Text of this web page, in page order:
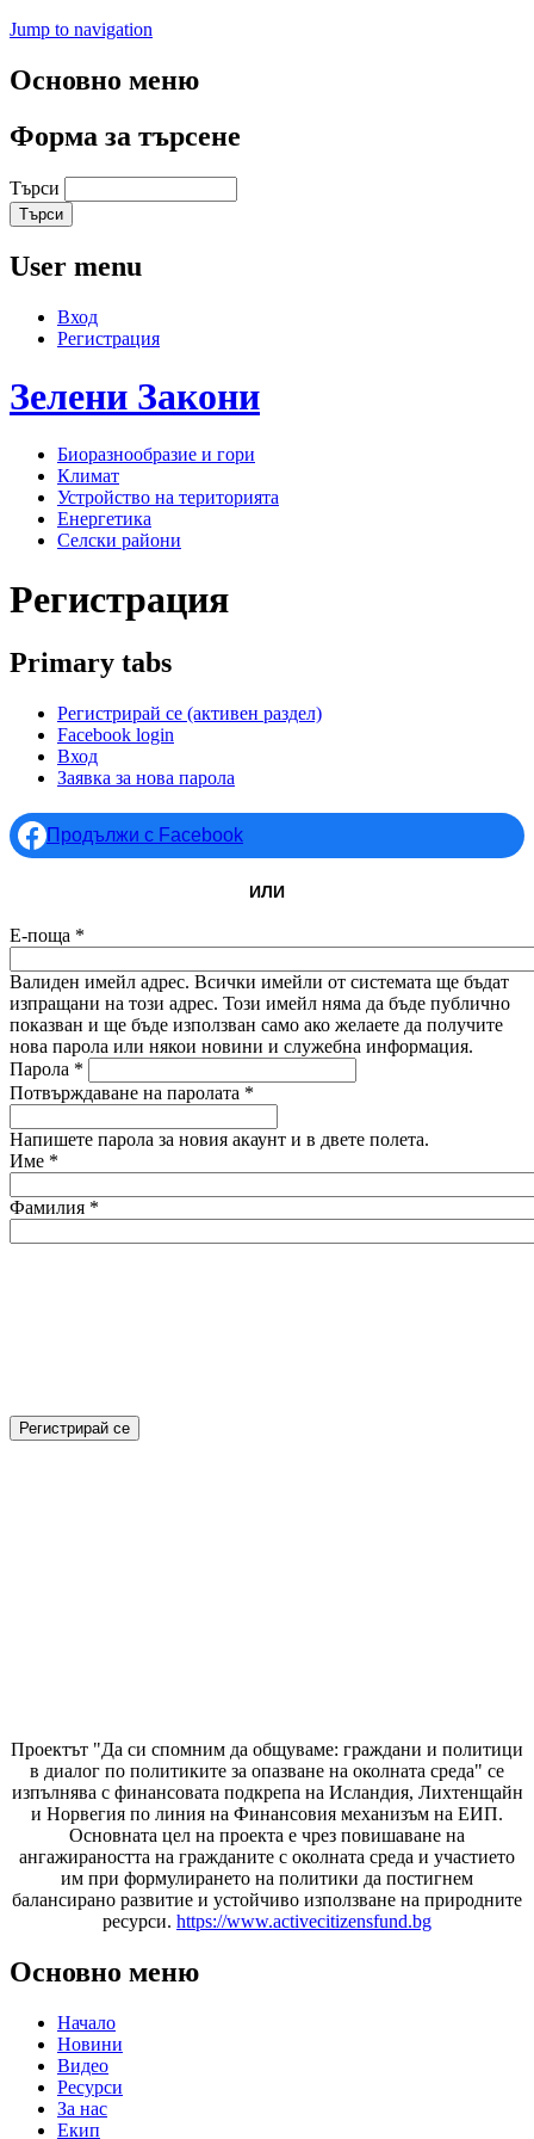
Jump to navigation
Основно меню
Форма за търсене
Търси
User menu
Вход
Регистрация
Зелени Закони
Биоразнообразие и гори
Климат
Устройство на територията
Енергетика
Селски райони
Регистрация
Primary tabs
Регистрирай се (активен раздел)
Facebook login
Вход
Заявка за нова парола
Продължи с Facebook
ИЛИ
Е-поща *
Валиден имейл адрес. Всички имейли от системата ще бъдат
изпращани на този адрес. Този имейл няма да бъде публично
показван и ще бъде използван само ако желаете да получите
нова парола или някои новини и служебна информация.
Парола *
Потвърждаване на паролата *
Напишете парола за новия акаунт и в двете полета.
Име *
Фамилия *
Проектът "Да си спомним да общуваме: граждани и политици
в диалог по политиките за опазване на околната среда" се
изпълнява с финансовата подкрепа на Исландия, Лихтенщайн
и Норвегия по линия на Финансовия механизъм на ЕИП.
Основната цел на проекта е чрез повишаване на
ангажираността на гражданите с околната среда и участието
им при формулирането на политики да постигнем
балансирано развитие и устойчиво използване на природните
ресурси. https://www.activecitizensfund.bg
Основно меню
Начало
Новини
Видео
Ресурси
За нас
Екип